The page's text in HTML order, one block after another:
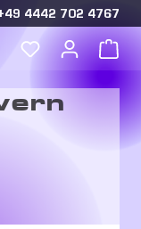
4442 702 4767
Du hast 0